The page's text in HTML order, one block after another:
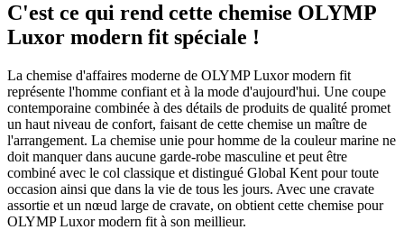
C'est ce qui rend cette chemise OLYMP
Luxor modern fit spéciale !
La chemise d'affaires moderne de OLYMP Luxor modern fit
représente l'homme confiant et à la mode d'aujourd'hui. Une coupe
contemporaine combinée à des détails de produits de qualité promet
un haut niveau de confort, faisant de cette chemise un maître de
l'arrangement. La chemise unie pour homme de la couleur marine ne
doit manquer dans aucune garde-robe masculine et peut être
combiné avec le col classique et distingué Global Kent pour toute
occasion ainsi que dans la vie de tous les jours. Avec une cravate
assortie et un nœud large de cravate, on obtient cette chemise pour
OLYMP Luxor modern fit à son meillieur.